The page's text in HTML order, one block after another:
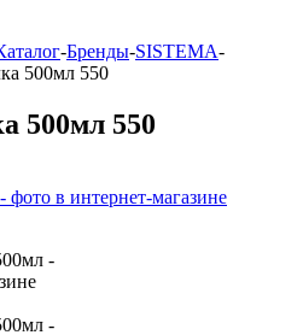
-Бренды-SISTEMA-
500мл 550
500мл 550